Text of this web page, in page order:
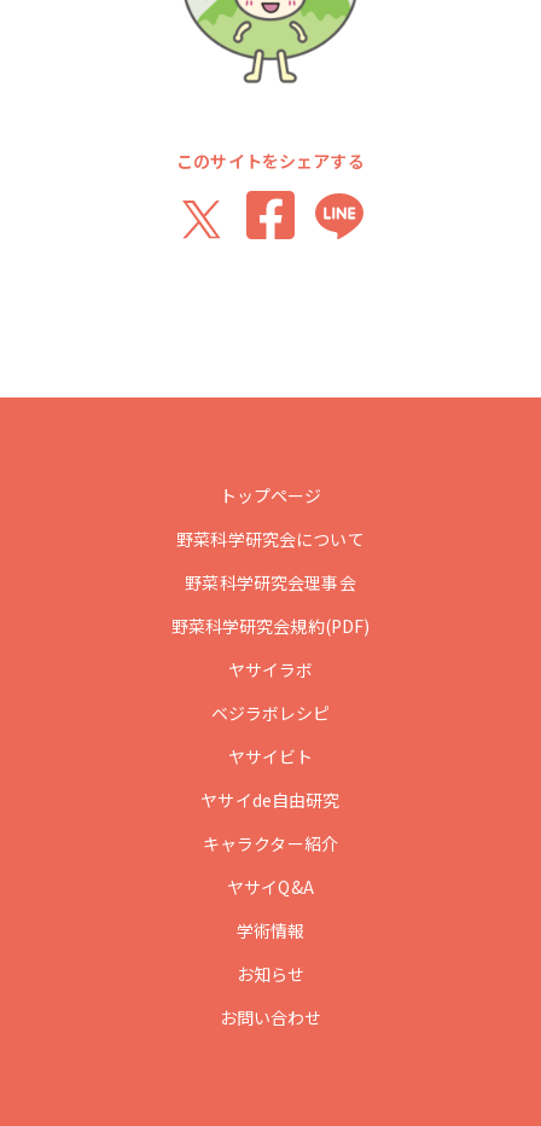
このサイトをシェアする
トップページ
野菜科学研究会について
野菜科学研究会理事会
野菜科学研究会規約(PDF)
ヤサイラボ
ベジラボレシピ
ヤサイビト
ヤサイde自由研究
キャラクター紹介
ヤサイQ&A
学術情報
お知らせ
お問い合わせ